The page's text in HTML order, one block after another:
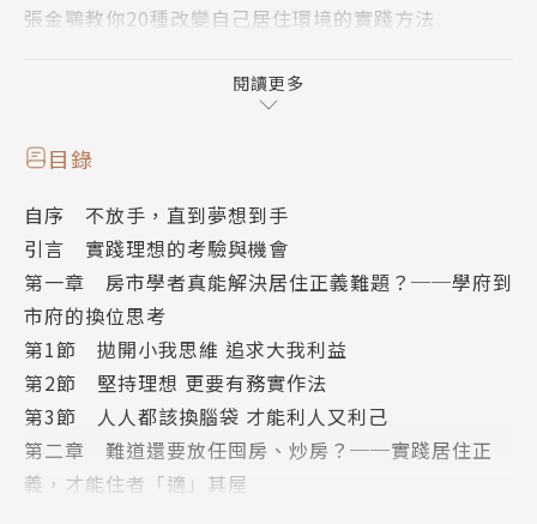
張金鶚教你20種改變自己居住環境的實踐方法
為捍衛自己的居住權盡一份心力
研究房市超過30年的權威房產教授張金鶚，長年關心
府擔任副市長，在1年9個月的任期中，從房市健全、
稅制改革、都市更新、活化閒置資產、人文歷史都市等
多方著手，致力改善台北的居住環境。並於公館水世界
的都更案中為市府省下40億元的損失；也參與創設
「容積銀行」，為市庫未來創造上百億元的可能收益。
台灣房地產長期缺乏市場機制的獎優懲劣制度，結果買
賣雙方互不信任，不但市場沒有效率，也造成許多不公
平。要讓房市重回該有的機制與軌道，張金鶚認為，應
閱讀更多
目錄
自序 不放手，直到夢想到手
引言 實踐理想的考驗與機會
第一章 房市學者真能解決居住正義難題？──學府到
市府的換位思考
第1節 拋開小我思維 追求大我利益
第2節 堅持理想 更要有務實作法
第3節 人人都該換腦袋 才能利人又利己
第二章 難道還要放任囤房、炒房？──實踐居住正
義，才能住者「適」其屋